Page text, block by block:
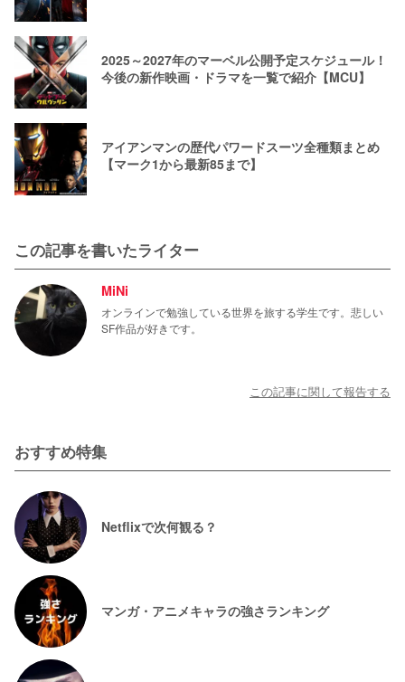
2025～2027年のマーベル公開予定スケジュール！
今後の新作映画・ドラマを一覧で紹介【MCU】
アイアンマンの歴代パワードスーツ全種類まとめ
【マーク1から最新85まで】
この記事を書いたライター
MiNi
オンラインで勉強している世界を旅する学生です。悲しい
SF作品が好きです。
この記事に関して報告する
おすすめ特集
Netflixで次何観る？
マンガ・アニメキャラの強さランキング